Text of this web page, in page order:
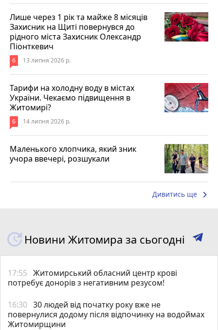
Лише через 1 рік та майже 8 місяців
Захисник на Щиті повернувся до
рідного міста Захисник Олександр
Піонткевич
6 13 липня 2026 р.
Тарифи на холодну воду в містах
України. Чекаємо підвищення в
Житомирі?
6 14 липня 2026 р.
Маленького хлопчика, який зник
учора ввечері, розшукали
Дивитись ще keyboard_arrow_right
Новини Житомира за сьогодні
17:55 Житомирський обласний центр крові
потребує донорів з негативним резусом!
16:30 30 людей від початку року вже не
повернулися додому після відпочинку на водоймах
Житомирщини